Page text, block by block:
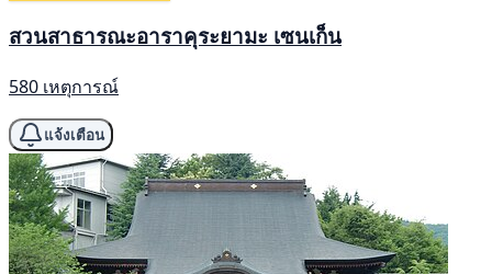
สวนสาธารณะอาราคุระยามะ เซนเก็น
580 เหตุการณ์
แจ้งเตือน